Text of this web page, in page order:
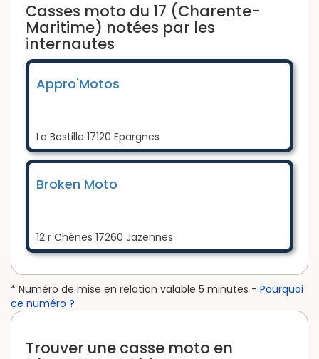
Casses moto du 17 (Charente-
Maritime) notées par les
internautes
Appro'Motos
La Bastille 17120 Epargnes
Broken Moto
12 r Chênes 17260 Jazennes
* Numéro de mise en relation valable 5 minutes - Pourquoi
ce numéro ?
Trouver une casse moto en